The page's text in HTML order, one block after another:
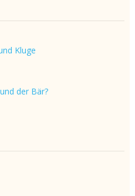
Kluge
der Bär?